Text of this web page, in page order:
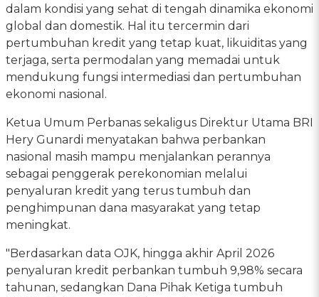
dalam kondisi yang sehat di tengah dinamika ekonomi
global dan domestik. Hal itu tercermin dari
pertumbuhan kredit yang tetap kuat, likuiditas yang
terjaga, serta permodalan yang memadai untuk
mendukung fungsi intermediasi dan pertumbuhan
ekonomi nasional.
Ketua Umum Perbanas sekaligus Direktur Utama BRI
Hery Gunardi menyatakan bahwa perbankan
nasional masih mampu menjalankan perannya
sebagai penggerak perekonomian melalui
penyaluran kredit yang terus tumbuh dan
penghimpunan dana masyarakat yang tetap
meningkat.
"Berdasarkan data OJK, hingga akhir April 2026
penyaluran kredit perbankan tumbuh 9,98% secara
tahunan, sedangkan Dana Pihak Ketiga tumbuh